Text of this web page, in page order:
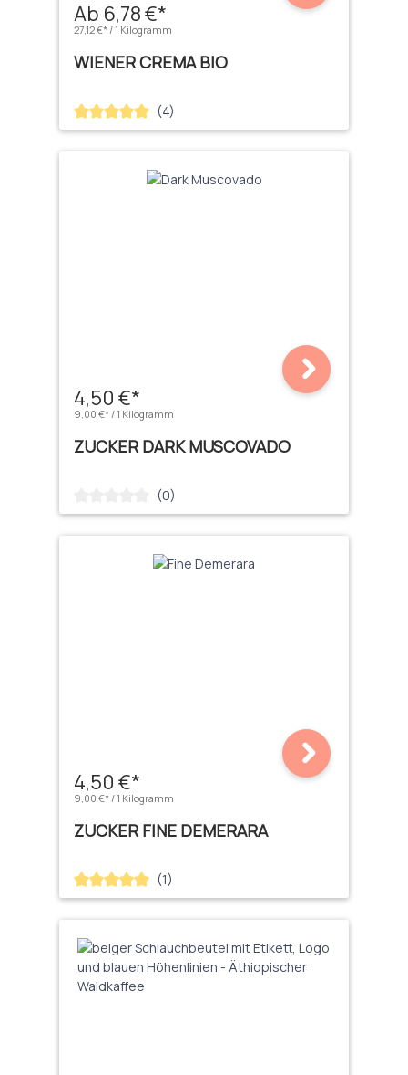
Ab 6,78 €*
27,12 €* / 1 Kilogramm
WIENER CREMA BIO
Durchschnittliche Bewertung von 5 von 5 Sternen
(4)
4,50 €*
9,00 €* / 1 Kilogramm
ZUCKER DARK MUSCOVADO
Durchschnittliche Bewertung von 0 von 5 Sternen
(0)
4,50 €*
9,00 €* / 1 Kilogramm
ZUCKER FINE DEMERARA
Durchschnittliche Bewertung von 5 von 5 Sternen
(1)